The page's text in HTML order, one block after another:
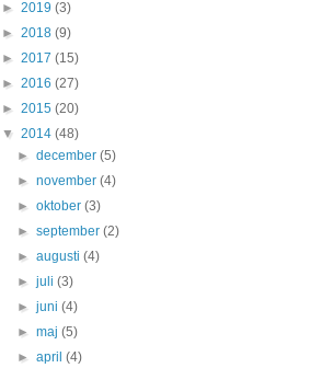
► 2019 (3)
► 2018 (9)
► 2017 (15)
► 2016 (27)
► 2015 (20)
▼ 2014 (48)
►december(5)
►november(4)
►oktober(3)
►september(2)
►augusti(4)
►juli(3)
►juni(4)
►maj(5)
►april(4)